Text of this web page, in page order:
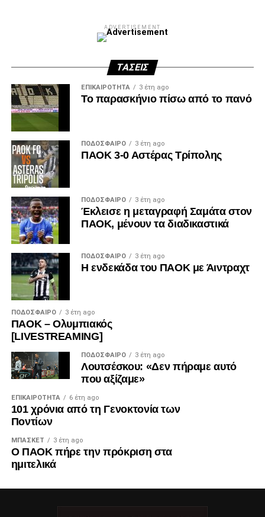
ADVERTISEMENT
ΤΆΣΕΙΣ
ΕΠΙΚΑΙΡΌΤΗΤΑ 3 έτη ago
Το παρασκήνιο πίσω από το πανό
ΠΟΔΌΣΦΑΙΡΟ 3 έτη ago
ΠΑΟΚ 3-0 Αστέρας Τρίπολης
ΠΟΔΌΣΦΑΙΡΟ 3 έτη ago
Έκλεισε η μεταγραφή Σαμάτα στον
ΠΑΟΚ, μένουν τα διαδικαστικά
ΠΟΔΌΣΦΑΙΡΟ 3 έτη ago
Η ενδεκάδα του ΠΑΟΚ με Άιντραχτ
ΠΟΔΌΣΦΑΙΡΟ 3 έτη ago
ΠΑΟΚ – Ολυμπιακός
[LIVESTREAMING]
ΠΟΔΌΣΦΑΙΡΟ 3 έτη ago
Λουτσέσκου: «Δεν πήραμε αυτό
που αξίζαμε»
ΕΠΙΚΑΙΡΌΤΗΤΑ 6 έτη ago
101 χρόνια από τη Γενοκτονία των
Ποντίων
ΜΠΆΣΚΕΤ 3 έτη ago
Ο ΠΑΟΚ πήρε την πρόκριση στα
ημιτελικά